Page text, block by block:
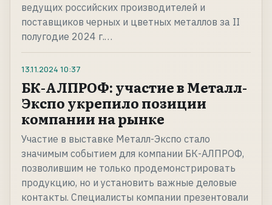
ведущих российских производителей и
поставщиков черных и цветных металлов за II
полугодие 2024 г.…
13.11.2024 10:37
БК-АЛПРОФ: участие в Металл-
Экспо укрепило позиции
компании на рынке
Участие в выставке Металл-Экспо стало
значимым событием для компании БК-АЛПРОФ,
позволившим не только продемонстрировать
продукцию, но и установить важные деловые
контакты. Специалисты компании презентовали